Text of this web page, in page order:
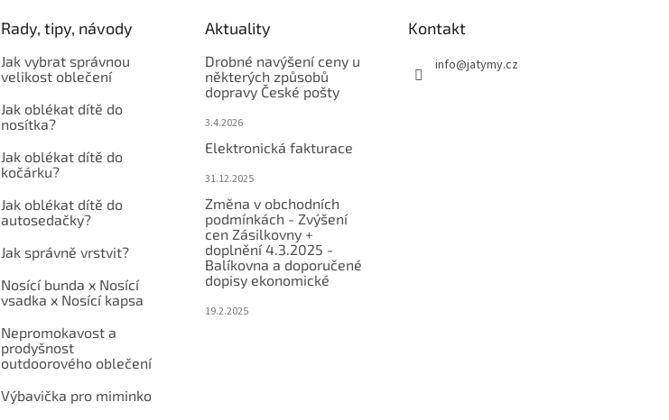
Rady, tipy, návody
Jak vybrat správnou
velikost oblečení
Jak oblékat dítě do
nosítka?
Jak oblékat dítě do
kočárku?
Jak oblékat dítě do
autosedačky?
Jak správně vrstvit?
Nosící bunda x Nosící
vsadka x Nosící kapsa
Nepromokavost a
prodyšnost
outdoorového oblečení
Výbavička pro miminko
Aktuality
Drobné navýšení ceny u
některých způsobů
dopravy České pošty
3.4.2026
Elektronická fakturace
31.12.2025
Změna v obchodních
podmínkách - Zvýšení
cen Zásilkovny +
doplnění 4.3.2025 -
Balíkovna a doporučené
dopisy ekonomické
19.2.2025
Kontakt
info@jatymy.cz